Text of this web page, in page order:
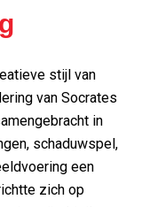
stijl van
van Socrates
in
schaduwspel,
een
zich op